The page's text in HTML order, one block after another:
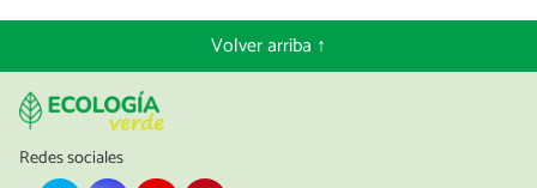
Volver arriba ↑
Redes sociales